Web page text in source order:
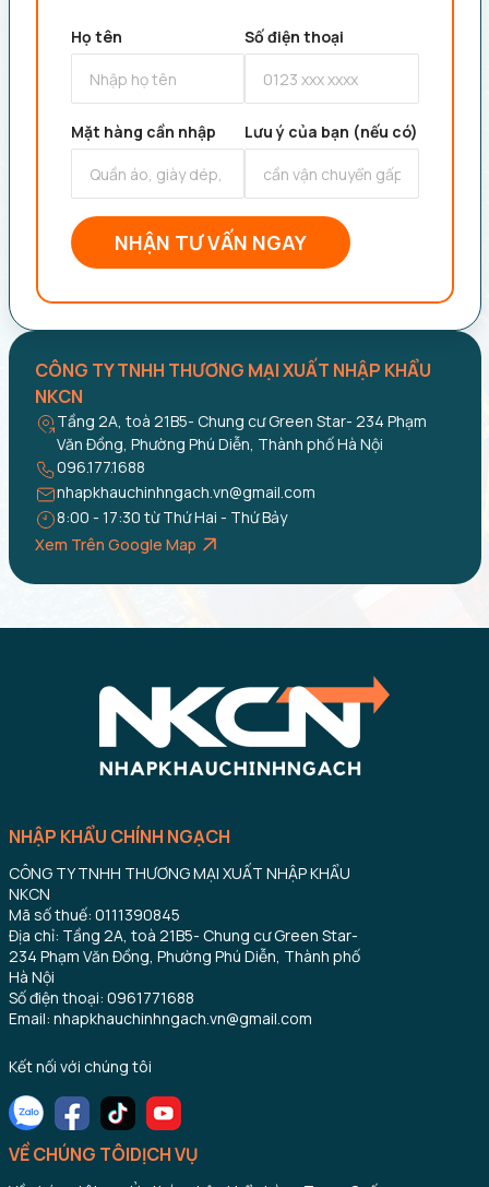
CÔNG TY TNHH THƯƠNG MẠI XUẤT NHẬP KHẨU
NKCN
Tầng 2A, toà 21B5- Chung cư Green Star- 234 Phạm
Văn Đồng, Phường Phú Diễn, Thành phố Hà Nội
096.177.1688
nhapkhauchinhngach.vn@gmail.com
8:00 - 17:30 từ Thứ Hai - Thứ Bảy
Xem Trên Google Map
Họ tên Số điện thoại
Mặt hàng cần nhập Lưu ý của bạn (nếu có)
NHẬN TƯ VẤN NGAY
NHẬP KHẨU CHÍNH NGẠCH
CÔNG TY TNHH THƯƠNG MẠI XUẤT NHẬP KHẨU
NKCN
Mã số thuế: 0111390845
Địa chỉ: Tầng 2A, toà 21B5- Chung cư Green Star-
234 Phạm Văn Đồng, Phường Phú Diễn, Thành phố
Hà Nội
Số điện thoại: 0961771688
Email: nhapkhauchinhngach.vn@gmail.com
Kết nối với chúng tôi
VỀ CHÚNG TÔIDỊCH VỤ